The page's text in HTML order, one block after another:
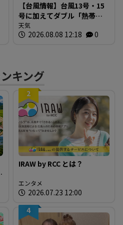
【台風情報】台風13号・15
号に加えてダブル「熱帯低
気圧」発生へ 15号はお盆
に日本直撃か ※18日まで
天気
2026.08.08 12:18 0
キング
2
IRAW by RCC とは？
エンタメ
2026.07.23 12:00
4